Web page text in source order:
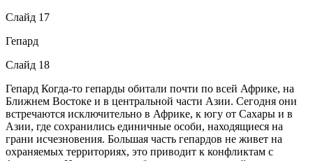
Слайд 17
Гепард
Слайд 18
Гепард Когда-то гепарды обитали почти по всей Африке, на
Ближнем Востоке и в центральной части Азии. Сегодня они
встречаются исключительно в Африке, к югу от Сахары и в
Азии, где сохранились единичные особи, находящиеся на
грани исчезновения. Большая часть гепардов не живет на
охраняемых территориях, это приводит к конфликтам с